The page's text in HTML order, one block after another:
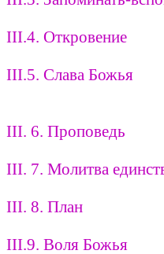
III.4. Откровение
III.5. Слава Божья
III. 6. Проповедь
III. 7. Молитва
III. 8. План
III.9. Воля Божья